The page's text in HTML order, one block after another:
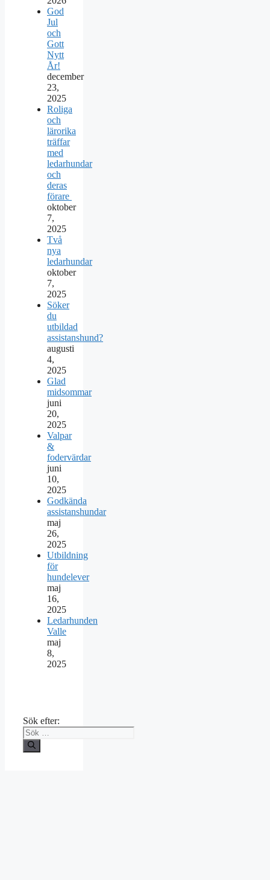
God
Jul
och
Gott
Nytt
År!
december
23,
2025
Roliga
och
lärorika
träffar
med
ledarhundar
och
deras
förare
oktober
7,
2025
Två
nya
ledarhundar
oktober
7,
2025
Söker
du
utbildad
assistanshund?
augusti
4,
2025
Glad
midsommar
juni
20,
2025
Valpar
&
fodervärdar
juni
10,
2025
Godkända
assistanshundar
maj
26,
2025
Utbildning
för
hundelever
maj
16,
2025
Ledarhunden
Valle
maj
8,
2025
Sök efter: